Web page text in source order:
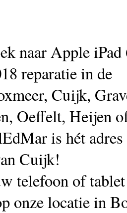
naar Apple iPad
reparatie in de
Cuijk,
Oeffelt, Heijen
is hét
Cuijk!
telefoon of
onze locatie in